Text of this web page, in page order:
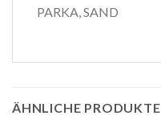
PARKA, SAND
ÄHNLICHE PRODUKTE